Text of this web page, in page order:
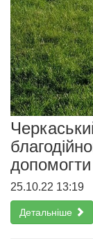
25.10.22 13:19
Детальніше